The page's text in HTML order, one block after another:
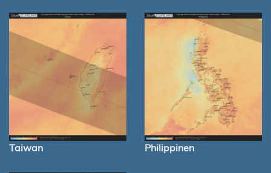
Taiwan Philippinen